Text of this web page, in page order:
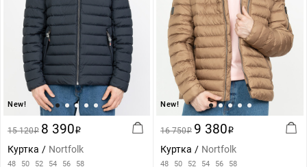
New!
15 120i 8 390i
Куртка Nortfolk
48 50 52 54 56 58
New!
16 750i 9 380i
Куртка Nortfolk
48 50 52 54 56 58